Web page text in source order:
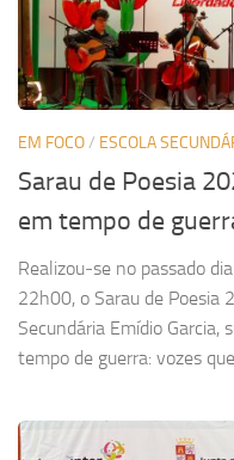
EM FOCO/ ESCOLA
Sarau de Poesia
em tempo de
Realizou‑se no passado
22h00, o Sarau de Poesia
Secundária Emídio Garcia,
tempo de guerra: vozes